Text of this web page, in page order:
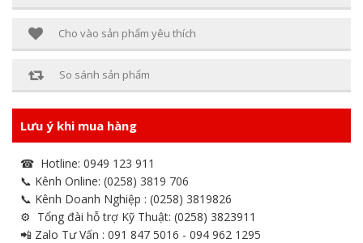
Cho vào sản phẩm yêu thích
So sánh sản phẩm
Lưu ý khi mua hàng
☎ Hotline: 0949 123 911
📞 Kênh Online: (0258) 3819 706
📞 Kênh Doanh Nghiệp : (0258) 3819826
⚙ Tổng đài hỗ trợ Kỹ Thuật: (0258) 3823911
📲 Zalo Tư Vấn : 091 847 5016 - 094 962 1295